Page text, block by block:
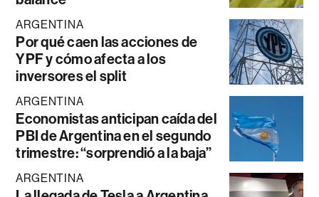
ARGENTINA
Por qué caen las acciones de
YPF y cómo afecta a los
inversores el split
ARGENTINA
Economistas anticipan caída del
PBI de Argentina en el segundo
trimestre: “sorprendió a la baja”
ARGENTINA